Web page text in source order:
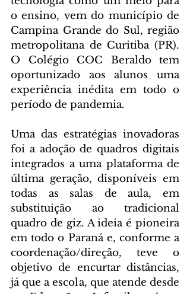
o ensino, vem do município de
Campina Grande do Sul, região
metropolitana de Curitiba (PR).
O Colégio COC Beraldo tem
oportunizado aos alunos uma
experiência inédita em todo o
período de pandemia.
Uma das estratégias inovadoras
foi a adoção de quadros digitais
integrados a uma plataforma de
última geração, disponíveis em
todas as salas de aula, em
substituição ao tradicional
quadro de giz. A ideia é pioneira
em todo o Paraná e, conforme a
coordenação/direção, teve o
objetivo de encurtar distâncias,
já que a escola, que atende desde